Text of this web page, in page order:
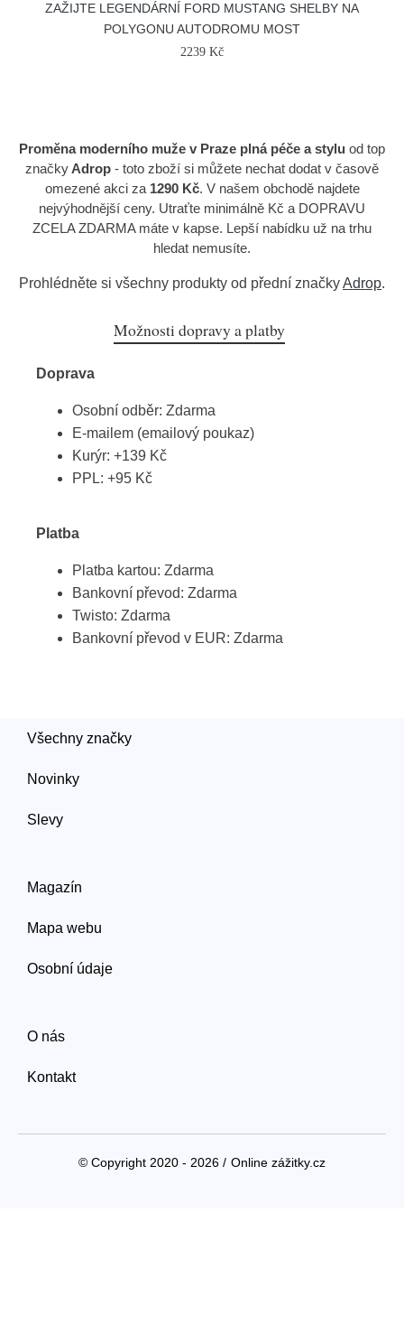
ZAŽIJTE LEGENDÁRNÍ FORD MUSTANG SHELBY NA
POLYGONU AUTODROMU MOST
2239 Kč
Proměna moderního muže v Praze plná péče a stylu od top
značky Adrop - toto zboží si můžete nechat dodat v časově
omezené akci za 1290 Kč. V našem obchodě najdete
nejvýhodnější ceny. Utraťte minimálně Kč a DOPRAVU
ZCELA ZDARMA máte v kapse. Lepší nabídku už na trhu
hledat nemusíte.
Prohlédněte si všechny produkty od přední značkyAdrop.
Možnosti dopravy a platby
Doprava
Osobní odběr: Zdarma
E-mailem (emailový poukaz)
Kurýr: +139 Kč
PPL: +95 Kč
Platba
Platba kartou: Zdarma
Bankovní převod: Zdarma
Twisto: Zdarma
Bankovní převod v EUR: Zdarma
Všechny značky
Novinky
Slevy
Magazín
Mapa webu
Osobní údaje
O nás
Kontakt
© Copyright 2020 - 2026 / Online zážitky.cz